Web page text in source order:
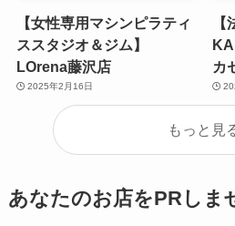
【女性専用マシンピラティ
ススタジオ＆ジム】
LOrena藤沢店
2025年2月16日
カ
もっと見
あなたのお店をPRしま